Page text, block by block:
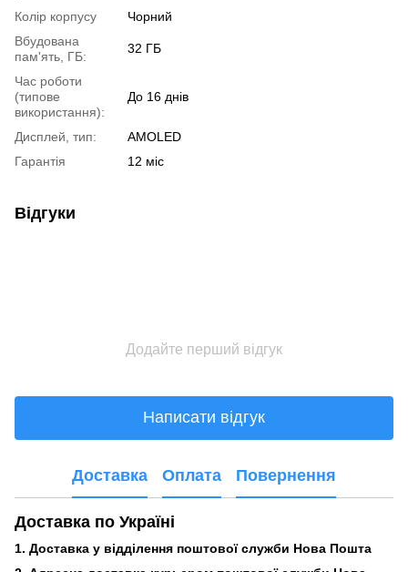
Колір корпусу
Чорний
Вбудована
пам'ять, ГБ:
32 ГБ
Час роботи
(типове
використання):
До 16 днів
Дисплей, тип:
AMOLED
Гарантія
12 міс
Відгуки
Додайте перший відгук
Написати відгук
Доставка Оплата Повернення
Доставка по Україні
1. Доставка у відділення поштової служби Нова Пошта